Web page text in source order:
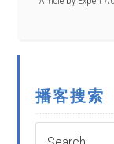
播客搜索